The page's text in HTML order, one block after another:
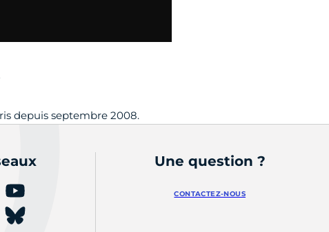
depuis septembre 2008.
Une question ?
CONTACTEZ-NOUS